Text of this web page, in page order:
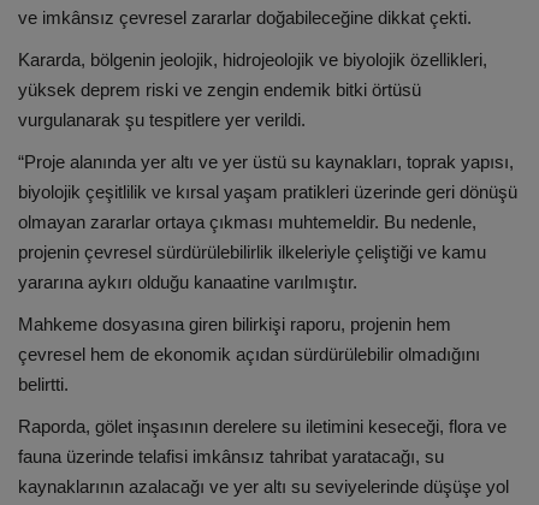
ve imkânsız çevresel zararlar doğabileceğine dikkat çekti.
Kararda, bölgenin jeolojik, hidrojeolojik ve biyolojik özellikleri,
yüksek deprem riski ve zengin endemik bitki örtüsü
vurgulanarak şu tespitlere yer verildi.
“Proje alanında yer altı ve yer üstü su kaynakları, toprak yapısı,
biyolojik çeşitlilik ve kırsal yaşam pratikleri üzerinde geri dönüşü
olmayan zararlar ortaya çıkması muhtemeldir. Bu nedenle,
projenin çevresel sürdürülebilirlik ilkeleriyle çeliştiği ve kamu
yararına aykırı olduğu kanaatine varılmıştır.
Mahkeme dosyasına giren bilirkişi raporu, projenin hem
çevresel hem de ekonomik açıdan sürdürülebilir olmadığını
belirtti.
Raporda, gölet inşasının derelere su iletimini keseceği, flora ve
fauna üzerinde telafisi imkânsız tahribat yaratacağı, su
kaynaklarının azalacağı ve yer altı su seviyelerinde düşüşe yol